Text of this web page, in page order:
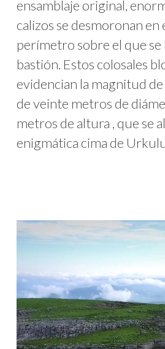
ensamblaje original,
calizos se desmoronan
perímetro sobre el que se
bastión. Estos colosales
evidencian la magnitud de
de veinte metros de
metros de altura , que se
enigmática cima de